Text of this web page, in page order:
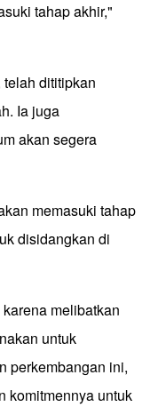
tahap akhir,"
dititipkan
Ia juga
akan segera
memasuki tahap
disidangkan di
melibatkan
untuk
perkembangan ini,
komitmennya untuk